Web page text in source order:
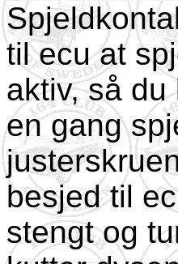
til ecu at
aktiv, så
en gang
besjed til
stengt og